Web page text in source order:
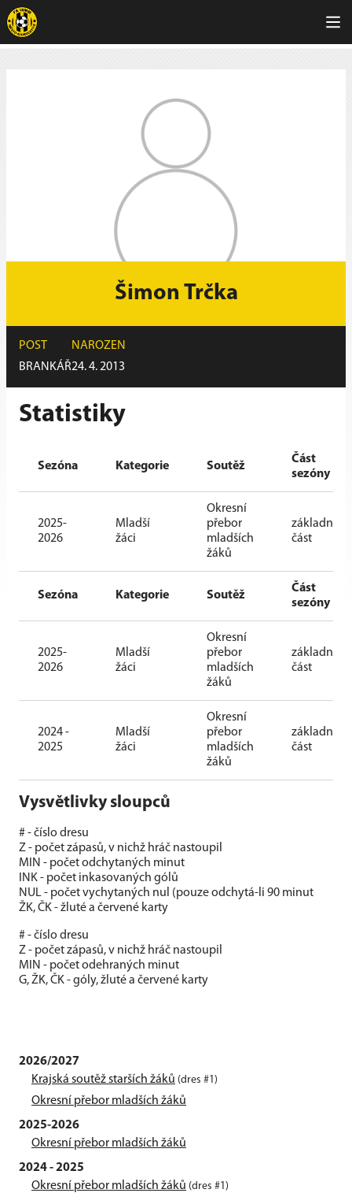
Šimon Trčka
POST
BRANKÁŘ
NAROZEN
24. 4. 2013
Statistiky
Sezóna Kategorie Soutěž
Část
sezóny
2025-
2026
Mladší
žáci
Okresní
přebor
mladších
žáků
základní
část
Sezóna Kategorie Soutěž
Část
sezóny
2025-
2026
Mladší
žáci
Okresní
přebor
mladších
žáků
základní
část
2024 -
2025
Mladší
žáci
Okresní
přebor
mladších
žáků
základní
část
Vysvětlivky sloupců
# - číslo dresu
Z - počet zápasů, v nichž hráč nastoupil
MIN - počet odchytaných minut
INK - počet inkasovaných gólů
NUL - počet vychytaných nul (pouze odchytá-li 90 minut
ŽK, ČK - žluté a červené karty
# - číslo dresu
Z - počet zápasů, v nichž hráč nastoupil
MIN - počet odehraných minut
G, ŽK, ČK - góly, žluté a červené karty
2026/2027
Krajská soutěž starších žáků (dres #1)
Okresní přebor mladších žáků
2025-2026
Okresní přebor mladších žáků
2024 - 2025
Okresní přebor mladších žáků (dres #1)